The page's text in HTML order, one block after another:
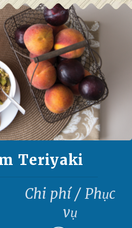
Teriyaki
Chi phí / Phục
vụ